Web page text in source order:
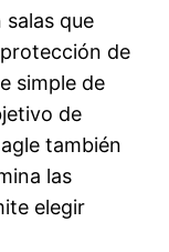
que
de
simple de
de
también
las
elegir